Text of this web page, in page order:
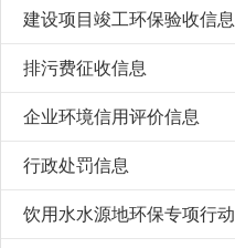
建设项目竣工环保验收信息
排污费征收信息
企业环境信用评价信息
行政处罚信息
饮用水水源地环保专项行动